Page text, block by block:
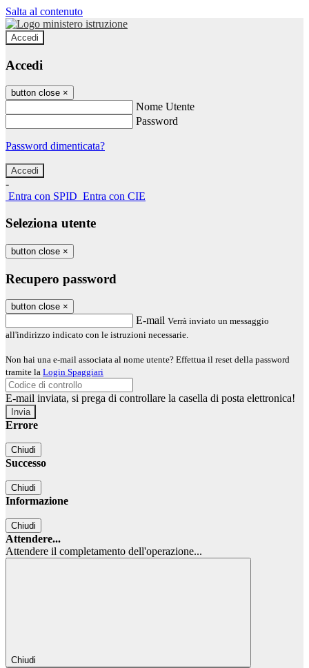
Salta al contenuto
Accedi
Accedi
button close ×
Nome Utente
Password
Password dimenticata?
-
Entra con SPID Entra con CIE
Seleziona utente
button close ×
Recupero password
button close ×
E-mail Verrà inviato un messaggio
all'indirizzo indicato con le istruzioni necessarie.
Non hai una e-mail associata al nome utente? Effettua il reset della password
tramite la Login Spaggiari
E-mail inviata, si prega di controllare la casella di posta elettronica!
Errore
Chiudi
Successo
Chiudi
Informazione
Chiudi
Attendere...
Attendere il completamento dell'operazione...
Chiudi